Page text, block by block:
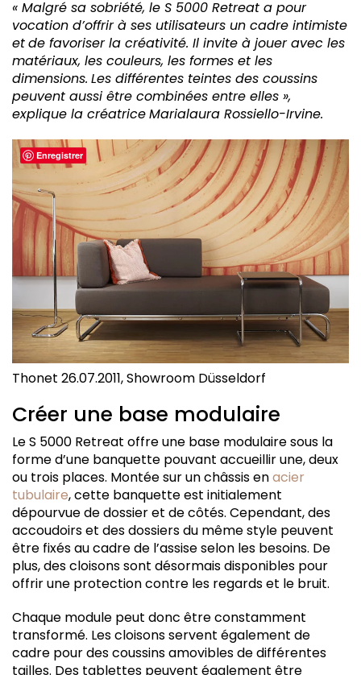
« Malgré sa sobriété, le S 5000 Retreat a pour
vocation d’offrir à ses utilisateurs un cadre intimiste
etde favoriser la créativité. Il invite à jouer avec les
matériaux, les couleurs, les formes et les
dimensions. Les différentes teintes des coussins
peuvent aussi être combinées entre elles »,
explique la créatriceMarialaura Rossiello-Irvine.
Thonet 26.07.2011, Showroom Düsseldorf
Créer une base modulaire
Le S 5000 Retreat offre une base modulaire sous la
forme d’une banquette pouvant accueillir une, deux
ou trois places. Montée sur un châssis enacier
tubulaire, cette banquette est initialement
dépourvue de dossier et de côtés. Cependant, des
accoudoirs et des dossiers du même style peuvent
être fixés au cadre de l’assise selon les besoins. De
plus, des cloisons sont désormais disponibles pour
offrir une protection contre les regards et le bruit.
Chaque module peut donc être constamment
transformé. Les cloisons servent également de
cadre pour des coussins amovibles de différentes
tailles. Des tablettes peuvent également être
Enregistrer